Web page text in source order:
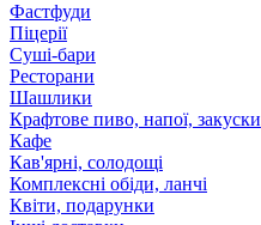
Фастфуди
Піцерії
Суші-бари
Ресторани
Шашлики
Крафтове пиво, напої, закуски
Кафе
Кав'ярні, солодощі
Комплексні обіди, ланчі
Квіти, подарунки